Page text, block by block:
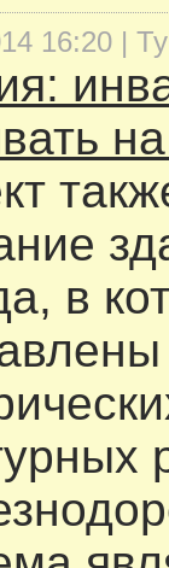
16:20 |
в